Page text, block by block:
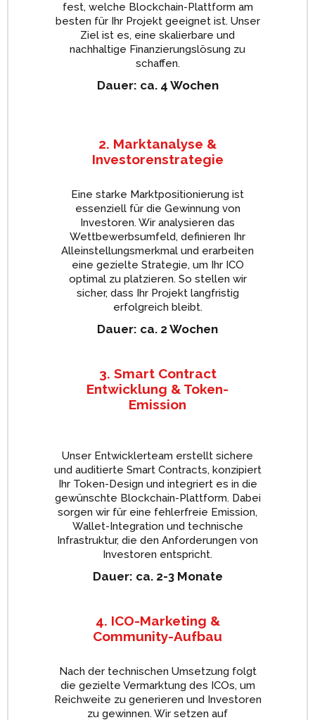
fest, welche Blockchain-Plattform am
besten für Ihr Projekt geeignet ist. Unser
Ziel ist es, eine skalierbare und
nachhaltige Finanzierungslösung zu
schaffen.
Dauer: ca. 4 Wochen
2. Marktanalyse &
Investorenstrategie
Eine starke Marktpositionierung ist
essenziell für die Gewinnung von
Investoren. Wir analysieren das
Wettbewerbsumfeld, definieren Ihr
Alleinstellungsmerkmal und erarbeiten
eine gezielte Strategie, um Ihr ICO
optimal zu platzieren. So stellen wir
sicher, dass Ihr Projekt langfristig
erfolgreich bleibt.
Dauer: ca. 2 Wochen
3. Smart Contract
Entwicklung & Token-
Emission
Unser Entwicklerteam erstellt sichere
und auditierte Smart Contracts, konzipiert
Ihr Token-Design und integriert es in die
gewünschte Blockchain-Plattform. Dabei
sorgen wir für eine fehlerfreie Emission,
Wallet-Integration und technische
Infrastruktur, die den Anforderungen von
Investoren entspricht.
Dauer: ca. 2-3 Monate
4. ICO-Marketing &
Community-Aufbau
Nach der technischen Umsetzung folgt
die gezielte Vermarktung des ICOs, um
Reichweite zu generieren und Investoren
zu gewinnen. Wir setzen auf